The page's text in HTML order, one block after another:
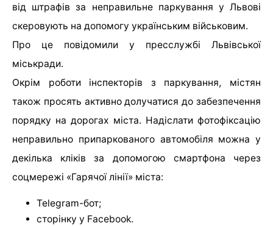
від штрафів за неправильне паркування у Львові
скеровують на допомогу українським військовим.
Про це повідомили у пресслужбі Львівської
міськради.
Окрім роботи інспекторів з паркування, містян
також просять активно долучатися до забезпечення
порядку на дорогах міста. Надіслати фотофіксацію
неправильно припаркованого автомобіля можна у
декілька кліків за допомогою смартфона через
соцмережі «Гарячої лінії» міста:
Telegram-бот;
сторінку у Facebook.